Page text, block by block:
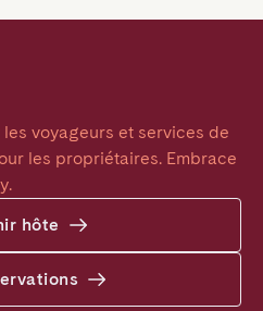
voyageurs et services de
les propriétaires. Embrace
hôte